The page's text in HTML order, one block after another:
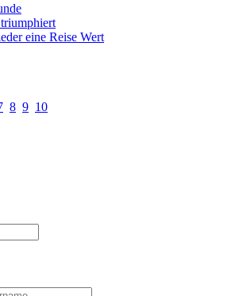
eine Reise Wert
8 9 10